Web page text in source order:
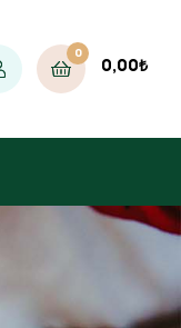
0
0,00₺